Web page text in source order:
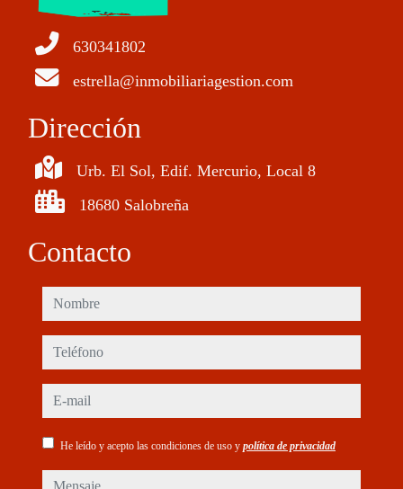
630341802
estrella@inmobiliariagestion.com
Dirección
Urb. El Sol, Edif. Mercurio, Local 8
18680 Salobreña
Contacto
nombre
teléfono
e-mail
He leído y acepto las condiciones de uso y política de privacidad
mensaje